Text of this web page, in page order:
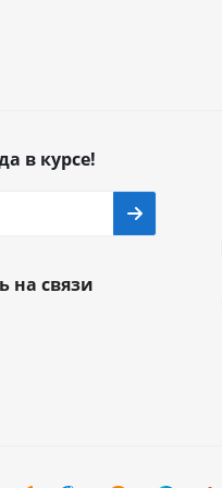
в курсе!
на связи